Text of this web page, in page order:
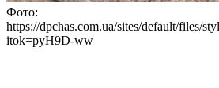
Фото:
https://dpchas.com.ua/sites/default/files/
itok=pyH9D-ww